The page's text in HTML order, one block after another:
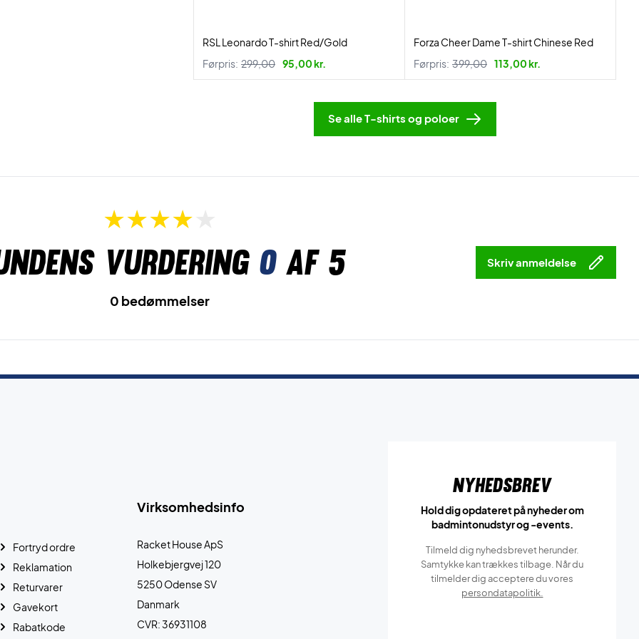
RSL Leonardo T-shirt Red/Gold
Førpris: 299,00 95,00 kr.
Forza Cheer Dame T-shirt Chinese Red
Førpris: 399,00 113,00 kr.
Se alle T-shirts og poloer
vurdering 0af 5 Skriv anmeldelse
0 bedømmelser
Virksomhedsinfo
Racket House ApS
Holkebjergvej 120
5250 Odense SV
Danmark
CVR: 36931108
Fortryd ordre
Reklamation
Returvarer
Gavekort
Rabatkode
Nyhedsbrev
Hold dig opdateret på nyheder om
badmintonudstyr og -events.
Tilmeld dig nyhedsbrevet herunder.
Samtykke kan trækkes tilbage. Når du
tilmelder dig acceptere du vores
persondatapolitik.